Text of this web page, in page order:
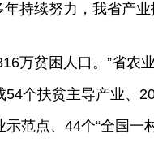
年持续努力，我省产
万贫困人口。”省农
54个扶贫主导产业、
范点、44个“全国一